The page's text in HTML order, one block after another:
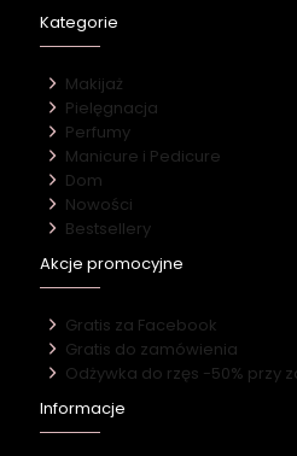
Kategorie
Makijaż
Pielęgnacja
Perfumy
Manicure i Pedicure
Dom
Nowości
Bestsellery
Akcje promocyjne
Gratis za Facebook
Gratis do zamówienia
Odżywka do rzęs -50% przy
Informacje